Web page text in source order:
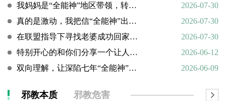
我妈妈是“全能神”地区带领，转化情况好转
2026-07-30
真的是激动，我把信“全能神”出走的老婆找了回来
2026-07-30
在联盟指导下寻找老婆成功回家回顾
2026-07-30
特别开心的和你们分享一个让人欣慰的好消息
2026-06-12
双向理解，让深陷七年“全能神”的母亲彻底醒悟
2026-06-09
邪教本质 邪教危害